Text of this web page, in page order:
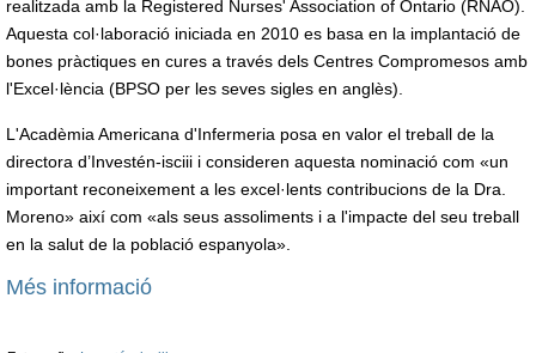
realitzada amb la Registered Nurses' Association of Ontario (RNAO).
Aquesta col·laboració iniciada en 2010 es basa en la implantació de
bones pràctiques en cures a través dels Centres Compromesos amb
l'Excel·lència (BPSO per les seves sigles en anglès).
L'Acadèmia Americana d'Infermeria posa en valor el treball de la
directora d’Investén-isciii i consideren aquesta nominació com «un
important reconeixement a les excel·lents contribucions de la Dra.
Moreno» així com «als seus assoliments i a l'impacte del seu treball
en la salut de la població espanyola».
Més informació